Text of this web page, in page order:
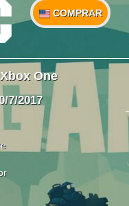
COMPRAR
Xbox One
7/2017